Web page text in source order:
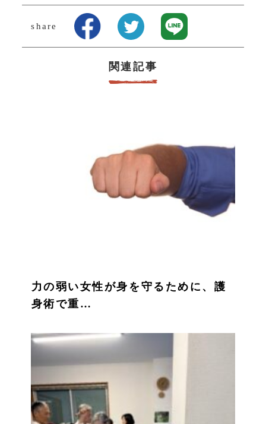
share
関連記事
力の弱い女性が身を守るために、護
身術で重…